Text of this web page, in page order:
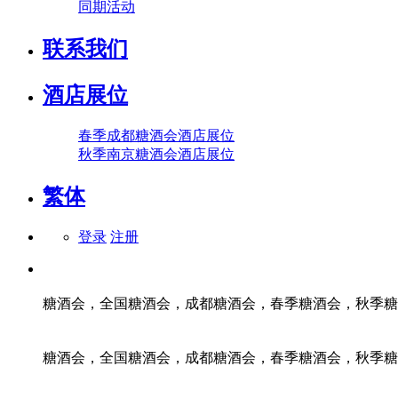
同期活动
联系我们
酒店展位
春季成都糖酒会酒店展位
秋季南京糖酒会酒店展位
繁体
登录 注册
糖酒会，全国糖酒会，成都糖酒会，春季糖酒会，秋季
糖酒会，全国糖酒会，成都糖酒会，春季糖酒会，秋季